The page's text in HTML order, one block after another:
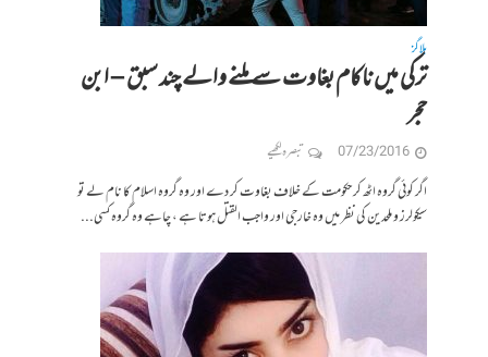
بلاگز
ترکی میں ناکام بغاوت سے ملنے والے چند سبق – ابن
حجر
07/23/2016 تبصرہ لکھیے
اگر کوئی گروہ اٹھ کر حکومت کے خلاف بغاوت کر دے اور وہ گروہ اسلام کا نام لے تو
سیکولرز و ملحدین کی نظر میں وہ خارجی اور واجب القتل ہوتا ہے ، چاہے وہ گروہ کسی...